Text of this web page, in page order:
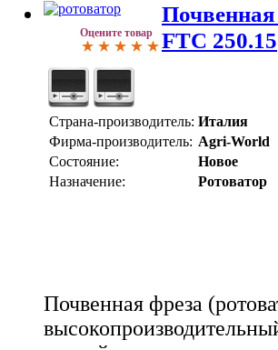
Оцените товар
FTC 250.15
Страна-производитель: Италия
Фирма-производитель: Agri-World
Состояние:
Новое
Назначение:
Ротоватор
Почвенная фреза